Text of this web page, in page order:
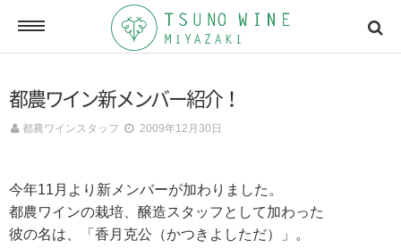
ONLINE SHOP
オンラインショッピング
メールマガジン
都農ワイン新メンバー紹介！
都農ワインスタッフ 2009年12月30日
今年11月より新メンバーが加わりました。
都農ワインの栽培、醸造スタッフとして加わった
彼の名は、「香月克公（かつきよしただ）」。